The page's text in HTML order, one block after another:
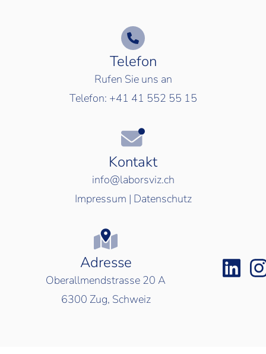
Telefon
Rufen Sie uns an
Telefon: +41 41 552 55 15
Kontakt
info@laborsviz.ch
Impressum | Datenschutz
Adresse
Oberallmendstrasse 20 A
6300 Zug, Schweiz